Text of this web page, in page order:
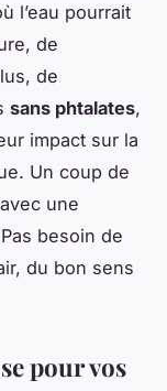
l’eau pourrait
de
de
sans phtalates,
impact sur la
Un coup de
une
besoin de
du bon sens
pour vos